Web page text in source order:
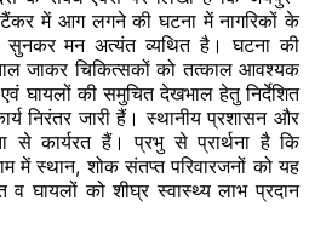
टैंकर में आग लगने की घटना में नागरिकों के
सुनकर मन अत्यंत व्यथित है। घटना की
जाकर चिकित्सकों को तत्काल आवश्यक
घायलों की समुचित देखभाल हेतु निर्देशित
निरंतर जारी हैं। स्थानीय प्रशासन और
से कार्यरत हैं। प्रभु से प्रार्थना है कि
में स्थान, शोक संतप्त परिवारजनों को यह
घायलों को शीघ्र स्वास्थ्य लाभ प्रदान